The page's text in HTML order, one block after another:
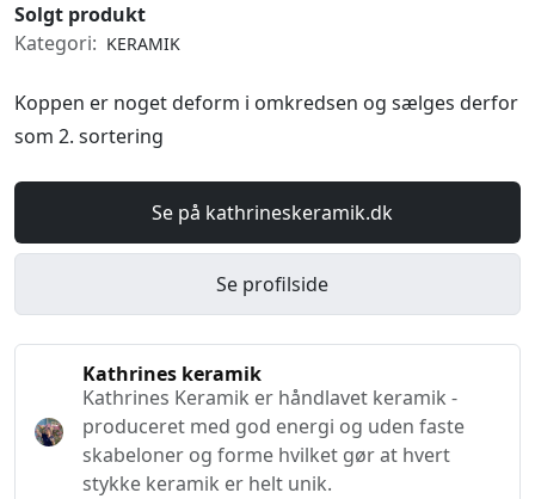
Solgt produkt
Kategori: KERAMIK
Koppen er noget deform i omkredsen og sælges derfor
som 2. sortering
Se på kathrineskeramik.dk
Se profilside
Kathrines keramik
Kathrines Keramik er håndlavet keramik -
produceret med god energi og uden faste
skabeloner og forme hvilket gør at hvert
stykke keramik er helt unik.